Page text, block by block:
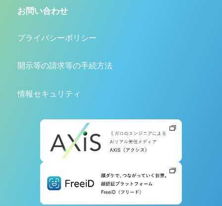
お問い合わせ
プライバシーポリシー
開示等の請求等の手続方法
情報セキュリティ